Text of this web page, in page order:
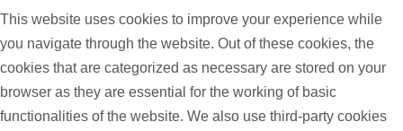
This website uses cookies to improve your experience while
you navigate through the website. Out of these cookies, the
cookies that are categorized as necessary are stored on your
browser as they are essential for the working of basic
functionalities of the website. We also use third-party cookies